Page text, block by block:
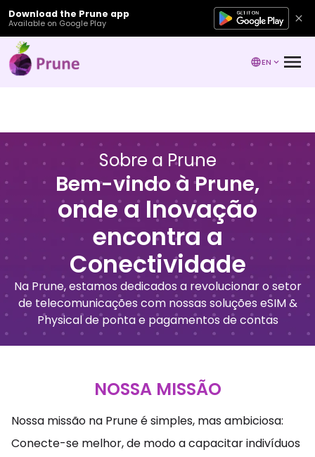
Download the Prune app
Available on Google Play
EN
Sobre a Prune
Bem-vindo à Prune,
onde a Inovação
encontra a
Conectividade
Na Prune, estamos dedicados a revolucionar o setor
de telecomunicações com nossas soluções eSIM &
Physical de ponta e pagamentos de contas
NOSSA MISSÃO
Nossa missão na Prune é simples, mas ambiciosa:
Conecte-se melhor, de modo a capacitar indivíduos